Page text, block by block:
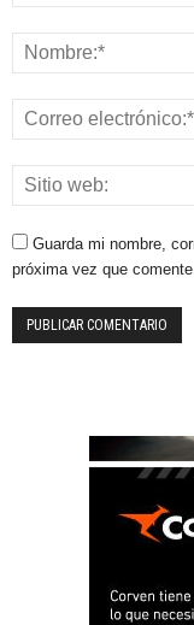
Guarda mi nombre,
próxima vez que comente.